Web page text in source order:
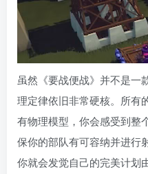
虽然《要战便战》并不是一
理定律依旧非常硬核。所有
有物理模型，你会感受到整
保你的部队有可容纳并进行
你就会发觉自己的完美计划